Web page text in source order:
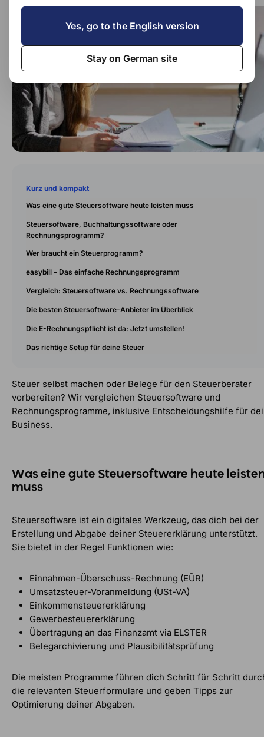
Kurz und kompakt
Was eine gute Steuersoftware heute leisten muss
Steuersoftware, Buchhaltungssoftware oder
Rechnungsprogramm?
Wer braucht ein Steuerprogramm?
easybill – Das einfache Rechnungsprogramm
Vergleich: Steuersoftware vs. Rechnungssoftware
Die besten Steuersoftware-Anbieter im Überblick
Die E-Rechnungspflicht ist da: Jetzt umstellen!
Das richtige Setup für deine Steuer
Steuer selbst machen oder Belege für den Steuerberater
vorbereiten? Wir vergleichen Steuersoftware und
Rechnungsprogramme, inklusive Entscheidungshilfe für
Business.
Was eine gute Steuersoftware heute
muss
Steuersoftware ist ein digitales Werkzeug, das dich bei der
Erstellung und Abgabe deiner Steuererklärung unterstützt.
Sie bietet in der Regel Funktionen wie:
Einnahmen-Überschuss-Rechnung (EÜR)
Umsatzsteuer-Voranmeldung (USt-VA)
Einkommensteuererklärung
Gewerbesteuererklärung
Übertragung an das Finanzamt via ELSTER
Belegarchivierung und Plausibilitätsprüfung
Die meisten Programme führen dich Schritt für Schritt
die relevanten Steuerformulare und geben Tipps zur
Optimierung deiner Abgaben.
Yes, go to the English version
Stay on German site